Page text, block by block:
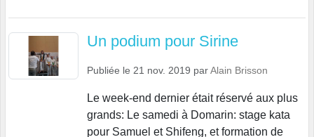
Un podium pour Sirine
Publiée le 21 nov. 2019 parAlain Brisson
Le week-end dernier était réservé aux plus
grands: Le samedi à Domarin: stage kata
pour Samuel et Shifeng, et formation de